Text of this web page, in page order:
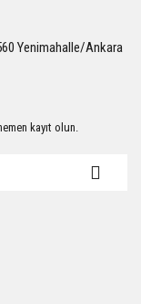
Yenimahalle/Ankara
kayıt olun.